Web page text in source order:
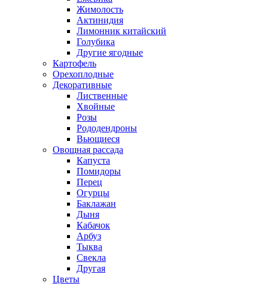
Жимолость
Актинидия
Лимонник китайский
Голубика
Другие ягодные
Картофель
Орехоплодные
Декоративные
Лиственные
Хвойные
Розы
Рододендроны
Вьющиеся
Овощная рассада
Капуста
Помидоры
Перец
Огурцы
Баклажан
Дыня
Кабачок
Арбуз
Тыква
Свекла
Другая
Цветы